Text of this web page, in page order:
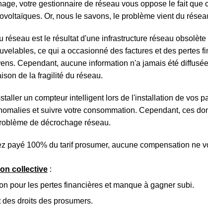
votre gestionnaire de réseau vous oppose le fait que
Or, nous le savons, le problème vient du
réseau est le résultat d'une infrastructure réseau
ce qui a occasionné des factures et des pertes
Cependant, aucune information n'a jamais été
de la fragilité du réseau.
un compteur intelligent lors de l'installation de vos
et suivre votre consommation. Cependant, ces
de décrochage réseau.
payé 100% du tarif prosumer, aucune compensation ne
collective:
pour les pertes financières et manque à gagner subi.
droits des prosumers.